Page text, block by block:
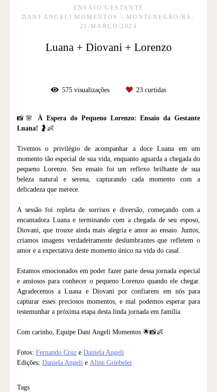
ENSAIO GESTANTE
DANI ANGELI MOMENTOS - MONTENEGRO/RS
21/MARÇO/2024
Luana + Diovani + Lorenzo
575 visualizações 23 curtidas
📸🌸À Espera do Pequeno Lorenzo: Ensaio da Gestante
Luana! 🤰👶
Tivemos o privilégio de acompanhar a doce Luana em um
momento tão especial de sua vida, enquanto aguarda a chegada do
pequeno Lorenzo. Seu ensaio foi um reflexo brilhante de sua
beleza natural e serena, capturando cada momento com a
delicadeza que merece.
A sessão foi repleta de sorrisos e diversão, começando com a
encantadora Luana e terminando com a chegada de seu esposo,
Diovani, que trouxe ainda mais alegria e amor ao ensaio. Juntos,
criamos imagens verdadeiramente deslumbrantes que refletem o
amor e a expectativa deste momento único na vida do casal.
Estamos emocionados em poder fazer parte dessa jornada especial
e ansiosos para conhecer o pequeno Lorenzo quando ele chegar.
Agradecemos a Luana e Diovani por confiarem em nós para
capturar esses preciosos momentos, e mal podemos esperar para
testemunhar a próxima etapa desta linda jornada em família.
Com carinho, Equipe Dani Angeli Momentos 🌟📸👶
Fotos: Fernando Cruz e Daniela Angeli
Edições: Daniela Angeli e Aline Griebeler
Tags